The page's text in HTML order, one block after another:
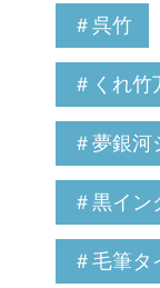
＃呉竹
＃くれ竹
＃夢銀河
＃黒イン
＃毛筆タ